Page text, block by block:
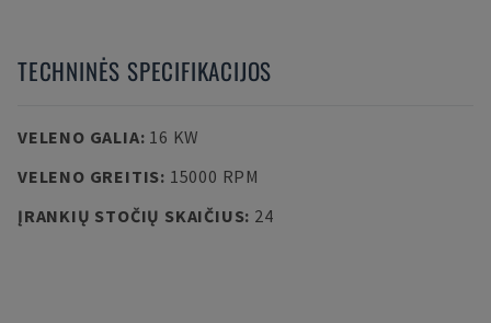
TECHNINĖS SPECIFIKACIJOS
VELENO GALIA: 16 KW
VELENO GREITIS: 15000 RPM
ĮRANKIŲ STOČIŲ SKAIČIUS: 24